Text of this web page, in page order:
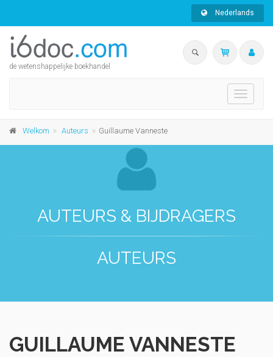
Nederlands
de wetenshappelijke boekhandel
Toggle
Welkom Auteurs Guillaume Vanneste
AUTEURS & BIJDRAGERS
AUTEURS
GUILLAUME VANNESTE